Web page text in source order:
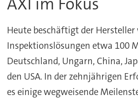
Heute beschäftigt der Hersteller
Inspektionslösungen etwa 100
Deutschland, Ungarn, China,
den USA. In der zehnjährigen
es einige wegweisende